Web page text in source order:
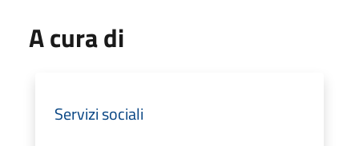
A cura di
Servizi sociali